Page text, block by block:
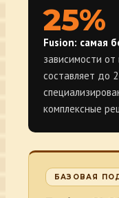
25%
Fusion: самая
зависимости
составляет до
комплексные
БАЗОВАЯ